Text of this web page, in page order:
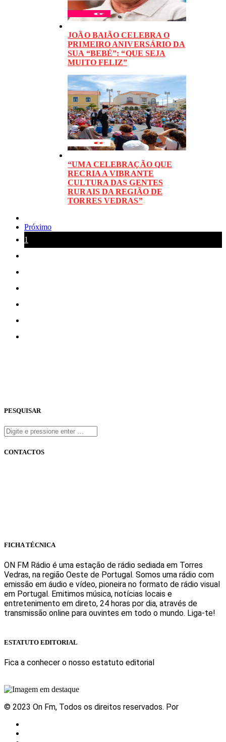
JOÃO BAIÃO CELEBRA O
PRIMEIRO ANIVERSÁRIO DA
SUA “BEBÉ”: “QUE SEJA
MUITO FELIZ”
“UMA CELEBRAÇÃO QUE
RECRIA A VIBRANTE
CULTURA DAS GENTES
RURAIS DA REGIÃO DE
TORRES VEDRAS”
Próximo
1
PESQUISAR
CONTACTOS
FICHA TÉCNICA
ON FM Rádio é uma estação de rádio sediada em Torres
Vedras, na região Oeste de Portugal. Somos uma rádio com
emissão em áudio e vídeo, pioneira no formato de rádio visual
em Portugal. Emitimos música, notícias locais e
entretenimento em direto, 24 horas por dia, através de
transmissão online para ouvintes em todo o mundo. Liga-te!
ESTATUTO EDITORIAL
Fica a conhecer o nosso estatuto editorial
© 2023 On Fm, Todos os direitos reservados. Por